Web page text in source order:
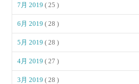
7月 2019( 25 )
6月 2019( 28 )
5月 2019( 28 )
4月 2019( 27 )
3月 2019( 28 )